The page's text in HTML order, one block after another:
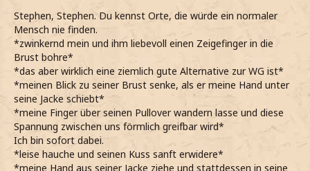
Stephen, Stephen. Du kennst Orte, die würde ein normaler
Mensch nie finden.
*zwinkernd mein und ihm liebevoll einen Zeigefinger in die
Brust bohre*
*das aber wirklich eine ziemlich gute Alternative zur WG ist*
*meinen Blick zu seiner Brust senke, als er meine Hand unter
seine Jacke schiebt*
*meine Finger über seinen Pullover wandern lasse und diese
Spannung zwischen uns förmlich greifbar wird*
Ich bin sofort dabei.
*leise hauche und seinen Kuss sanft erwidere*
*meine Hand aus seiner Jacke ziehe und stattdessen in seine